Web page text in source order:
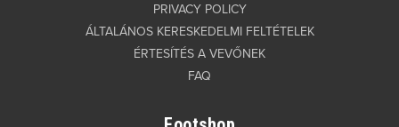
PRIVACY POLICY
ÁLTALÁNOS KERESKEDELMI FELTÉTELEK
ÉRTESÍTÉS A VEVŐNEK
FAQ